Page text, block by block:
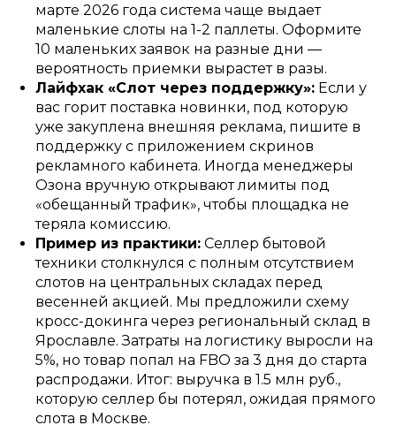
марте 2026 года система чаще выдает
маленькие слоты на 1-2 паллеты. Оформите
10 маленьких заявок на разные дни —
вероятность приемки вырастет в разы.
Лайфхак «Слот через поддержку»: Если у
вас горит поставка новинки, под которую
уже закуплена внешняя реклама, пишите в
поддержку с приложением скринов
рекламного кабинета. Иногда менеджеры
Озона вручную открывают лимиты под
«обещанный трафик», чтобы площадка не
теряла комиссию.
Пример из практики: Селлер бытовой
техники столкнулся с полным отсутствием
слотов на центральных складах перед
весенней акцией. Мы предложили схему
кросс-докинга через региональный склад в
Ярославле. Затраты на логистику выросли на
5%, но товар попал на FBO за 3 дня до старта
распродажи. Итог: выручка в 1.5 млн руб.,
которую селлер бы потерял, ожидая прямого
слота в Москве.